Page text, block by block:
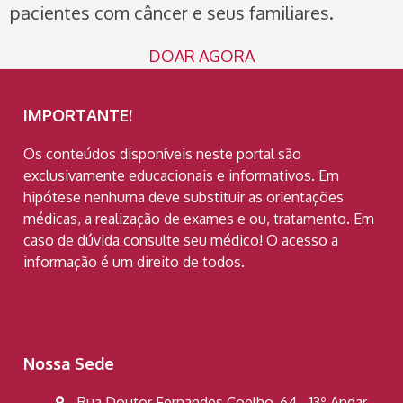
pacientes com câncer e seus familiares.
DOAR AGORA
IMPORTANTE!
Os conteúdos disponíveis neste portal são
exclusivamente educacionais e informativos. Em
hipótese nenhuma deve substituir as orientações
médicas, a realização de exames e ou, tratamento. Em
caso de dúvida consulte seu médico! O acesso a
informação é um direito de todos.
Nossa Sede